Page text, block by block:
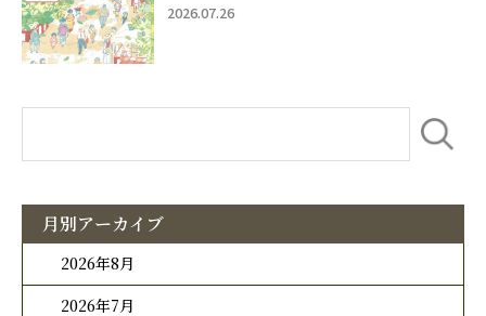
2026.07.26
月別アーカイブ
2026年8月
2026年7月